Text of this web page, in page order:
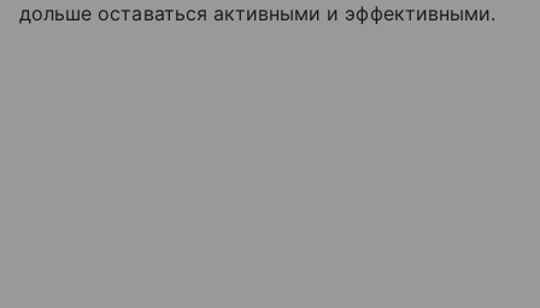
дольше оставаться активными и эффективными.